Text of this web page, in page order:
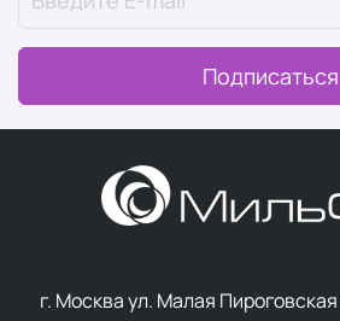
Подписаться
г. Москва ул. Малая Пироговская